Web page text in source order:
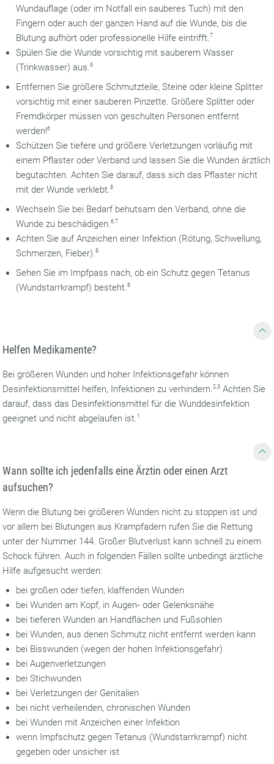
Wundauflage (oder im Notfall ein sauberes Tuch) mit den
Fingern oder auch der ganzen Hand auf die Wunde, bis die
Blutung aufhört oder professionelle Hilfe eintrifft.7
Spülen Sie die Wunde vorsichtig mit sauberem Wasser
(Trinkwasser) aus.6
Entfernen Sie größere Schmutzteile, Steine oder kleine Splitter
vorsichtig mit einer sauberen Pinzette. Größere Splitter oder
Fremdkörper müssen von geschulten Personen entfernt
werden!6
Schützen Sie tiefere und größere Verletzungen vorläufig mit
einem Pflaster oder Verband und lassen Sie die Wunden ärztlich
begutachten. Achten Sie darauf, dass sich das Pflaster nicht
mit der Wunde verklebt.8
Wechseln Sie bei Bedarf behutsam den Verband, ohne die
Wunde zu beschädigen.6,7
Achten Sie auf Anzeichen einer Infektion (Rötung, Schwellung,
Schmerzen, Fieber).8
Sehen Sie im Impfpass nach, ob ein Schutz gegen Tetanus
(Wundstarrkrampf) besteht.8
Helfen Medikamente?
Bei größeren Wunden und hoher Infektionsgefahr können
Desinfektionsmittel helfen, Infektionen zu verhindern.2,3 Achten Sie
darauf, dass das Desinfektionsmittel für die Wunddesinfektion
geeignet und nicht abgelaufen ist.1
Wann sollte ich jedenfalls eine Ärztin oder einen Arzt
aufsuchen?
Wenn die Blutung bei größeren Wunden nicht zu stoppen ist und
vor allem bei Blutungen aus Krampfadern rufen Sie die Rettung
unter der Nummer 144. Großer Blutverlust kann schnell zu einem
Schock führen. Auch in folgenden Fällen sollte unbedingt ärztliche
Hilfe aufgesucht werden:
bei großen oder tiefen, klaffenden Wunden
bei Wunden am Kopf, in Augen‐ oder Gelenksnähe
bei tieferen Wunden an Handflächen und Fußsohlen
bei Wunden, aus denen Schmutz nicht entfernt werden kann
bei Bisswunden (wegen der hohen Infektionsgefahr)
bei Augenverletzungen
bei Stichwunden
bei Verletzungen der Genitalien
bei nicht verheilenden, chronischen Wunden
bei Wunden mit Anzeichen einer Infektion
wenn Impfschutz gegen Tetanus (Wundstarrkrampf) nicht
gegeben oder unsicher ist